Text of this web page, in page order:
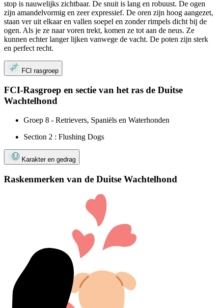
stop is nauwelijks zichtbaar. De snuit is lang en robuust. De ogen
zijn amandelvormig en zeer expressief. De oren zijn hoog aangezet,
staan ​​ver uit elkaar en vallen soepel en zonder rimpels dicht bij de
ogen. Als je ze naar voren trekt, komen ze tot aan de neus. Ze
kunnen echter langer lijken vanwege de vacht. De poten zijn sterk
en perfect recht.
FCI rasgroep
FCI-Rasgroep en sectie van het ras de Duitse
Wachtelhond
Groep 8 - Retrievers, Spaniëls en Waterhonden
Section 2 : Flushing Dogs
Karakter en gedrag
Raskenmerken van de Duitse Wachtelhond